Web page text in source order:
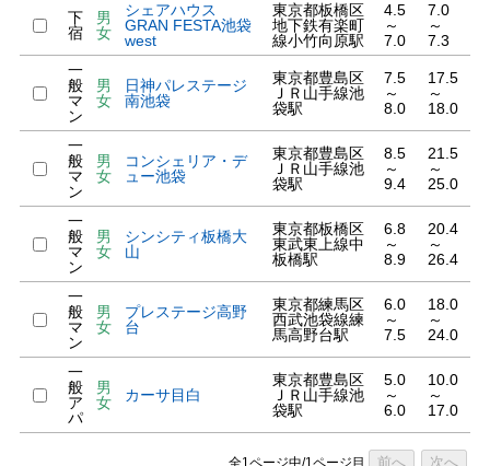
下
宿
男
女
シェアハウス
GRAN FESTA池袋
west
東京都板橋区
地下鉄有楽町
線小竹向原駅
4.5
～
7.0
7.0
～
7.3
一
般
マ
ン
男
女
日神パレステージ
南池袋
東京都豊島区
ＪＲ山手線池
袋駅
7.5
～
8.0
17.5
～
18.0
一
般
マ
ン
男
女
コンシェリア・デ
ュー池袋
東京都豊島区
ＪＲ山手線池
袋駅
8.5
～
9.4
21.5
～
25.0
一
般
マ
ン
男
女
シンシティ板橋大
山
東京都板橋区
東武東上線中
板橋駅
6.8
～
8.9
20.4
～
26.4
一
般
マ
ン
男
女
プレステージ高野
台
東京都練馬区
西武池袋線練
馬高野台駅
6.0
～
7.5
18.0
～
24.0
一
般
ア
パ
男
女
カーサ目白
東京都豊島区
ＪＲ山手線池
袋駅
5.0
～
6.0
10.0
～
17.0
全1ページ中/1ページ目 前へ 次へ